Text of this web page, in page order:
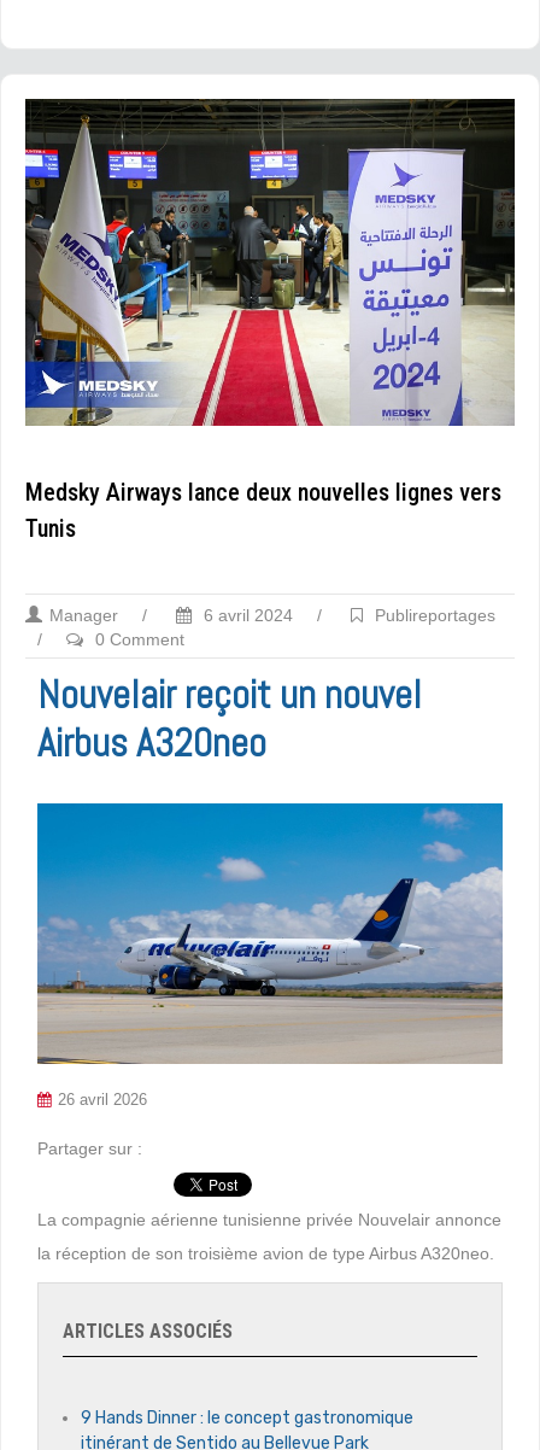
Medsky Airways lance deux nouvelles lignes vers
Tunis
Manager / 6 avril 2024 /
Publireportages
/
0 Comment
Nouvelair reçoit un nouvel
Airbus A320neo
26 avril 2026
Partager sur :
La compagnie aérienne tunisienne privée Nouvelair annonce
la réception de son troisième avion de type Airbus A320neo.
ARTICLES ASSOCIÉS
9 Hands Dinner : le concept gastronomique
itinérant de Sentido au Bellevue Park